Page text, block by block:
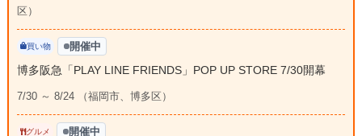
区）
買い物 開催中
博多阪急「PLAY LINE FRIENDS」POP UP STORE 7/30開幕
7/30 ～ 8/24 （福岡市、博多区）
グルメ 開催中